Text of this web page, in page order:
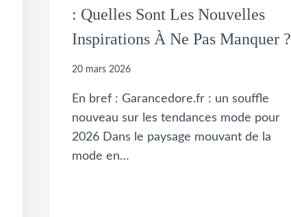
: Quelles Sont Les Nouvelles
Inspirations À Ne Pas Manquer ?
20 mars 2026
En bref : Garancedore.fr : un souffle
nouveau sur les tendances mode pour
2026 Dans le paysage mouvant de la
mode en…